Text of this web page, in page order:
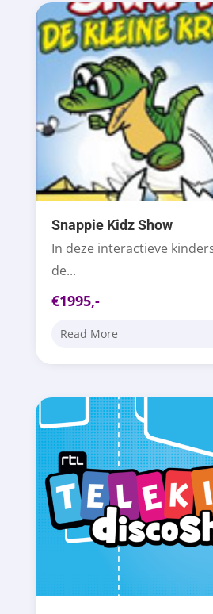
Snappie Kidz Show
In deze interactieve
de...
€1995,-
Read More